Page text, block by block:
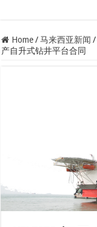
Home / 马来西亚新闻 /
产自升式钻井平台合同